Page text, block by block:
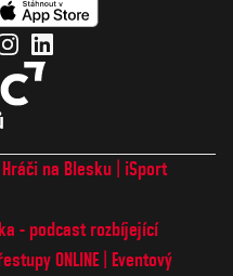
Hráči na Blesku
iSport
- podcast rozbíjející
ONLINE
Eventový